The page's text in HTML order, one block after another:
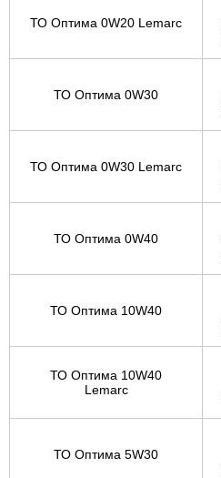
ТО Оптима 0W20 Lemarc
ТО Оптима 0W30
ТО Оптима 0W30 Lemarc
ТО Оптима 0W40
ТО Оптима 10W40
ТО Оптима 10W40
Lemarc
ТО Оптима 5W30